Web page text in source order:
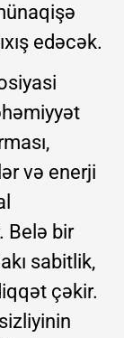
edəcək.
və enerji
Belə bir
sabitlik,
çəkir.